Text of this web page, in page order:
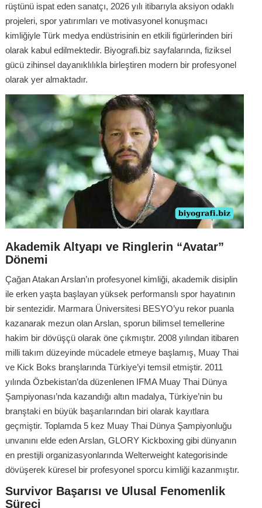
rüştünü ispat eden sanatçı, 2026 yılı itibarıyla aksiyon odaklı
projeleri, spor yatırımları ve motivasyonel konuşmacı
kimliğiyle Türk medya endüstrisinin en etkili figürlerinden biri
olarak kabul edilmektedir. Biyografi.biz sayfalarında, fiziksel
gücü zihinsel dayanıklılıkla birleştiren modern bir profesyonel
olarak yer almaktadır.
Akademik Altyapı ve Ringlerin “Avatar”
Dönemi
Çağan Atakan Arslan’ın profesyonel kimliği, akademik disiplin
ile erken yaşta başlayan yüksek performanslı spor hayatının
bir sentezidir. Marmara Üniversitesi BESYO’yu rekor puanla
kazanarak mezun olan Arslan, sporun bilimsel temellerine
hakim bir dövüşçü olarak öne çıkmıştır. 2008 yılından itibaren
milli takım düzeyinde mücadele etmeye başlamış, Muay Thai
ve Kick Boks branşlarında Türkiye’yi temsil etmiştir. 2011
yılında Özbekistan’da düzenlenen IFMA Muay Thai Dünya
Şampiyonası’nda kazandığı altın madalya, Türkiye’nin bu
branştaki en büyük başarılarından biri olarak kayıtlara
geçmiştir. Toplamda 5 kez Muay Thai Dünya Şampiyonluğu
unvanını elde eden Arslan, GLORY Kickboxing gibi dünyanın
en prestijli organizasyonlarında Welterweight kategorisinde
dövüşerek küresel bir profesyonel sporcu kimliği kazanmıştır.
Survivor Başarısı ve Ulusal Fenomenlik
Süreci